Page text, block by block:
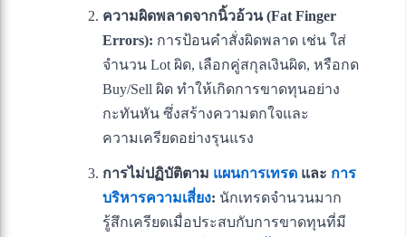
ความผิดพลาดจากนิ้วอ้วน (Fat Finger
Errors): การป้อนคำสั่งผิดพลาด เช่น ใส่
จำนวน Lot ผิด, เลือกคู่สกุลเงินผิด, หรือกด
Buy/Sell ผิด ทำให้เกิดการขาดทุนอย่าง
กะทันหัน ซึ่งสร้างความตกใจและ
ความเครียดอย่างรุนแรง
การไม่ปฏิบัติตาม แผนการเทรด และ การ
บริหารความเสี่ยง: นักเทรดจำนวนมาก
รู้สึกเครียดเมื่อประสบกับการขาดทุนที่มี